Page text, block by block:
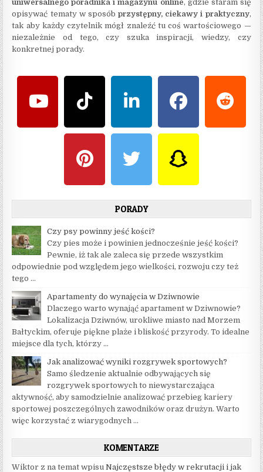
uniwersalnego poradnika i magazynu online, gdzie staram się
opisywać tematy w sposóbprzystępny, ciekawy i praktyczny,
tak aby każdy czytelnik mógł znaleźć tu coś wartościowego —
niezależnie od tego, czy szuka inspiracji, wiedzy, czy
konkretnej porady.
PORADY
Czy psy powinny jeść kości?
Czy pies może i powinien jednocześnie jeść kości?
Pewnie, iż tak ale zaleca się przede wszystkim
odpowiednie pod względem jego wielkości, rozwoju czy też
tego …
Apartamenty do wynajęcia w Dziwnowie
Dlaczego warto wynająć apartament w Dziwnowie?
Lokalizacja Dziwnów, urokliwe miasto nad Morzem
Bałtyckim, oferuje piękne plaże i bliskość przyrody. To idealne
miejsce dla tych, którzy …
Jak analizować wyniki rozgrywek sportowych?
Samo śledzenie aktualnie odbywających się
rozgrywek sportowych to niewystarczająca
aktywność, aby samodzielnie analizować przebieg kariery
sportowej poszczególnych zawodników oraz drużyn. Warto
więc korzystać z wiarygodnych …
KOMENTARZE
Wiktor z na temat wpisuNajczęstsze błędy w rekrutacji i jak